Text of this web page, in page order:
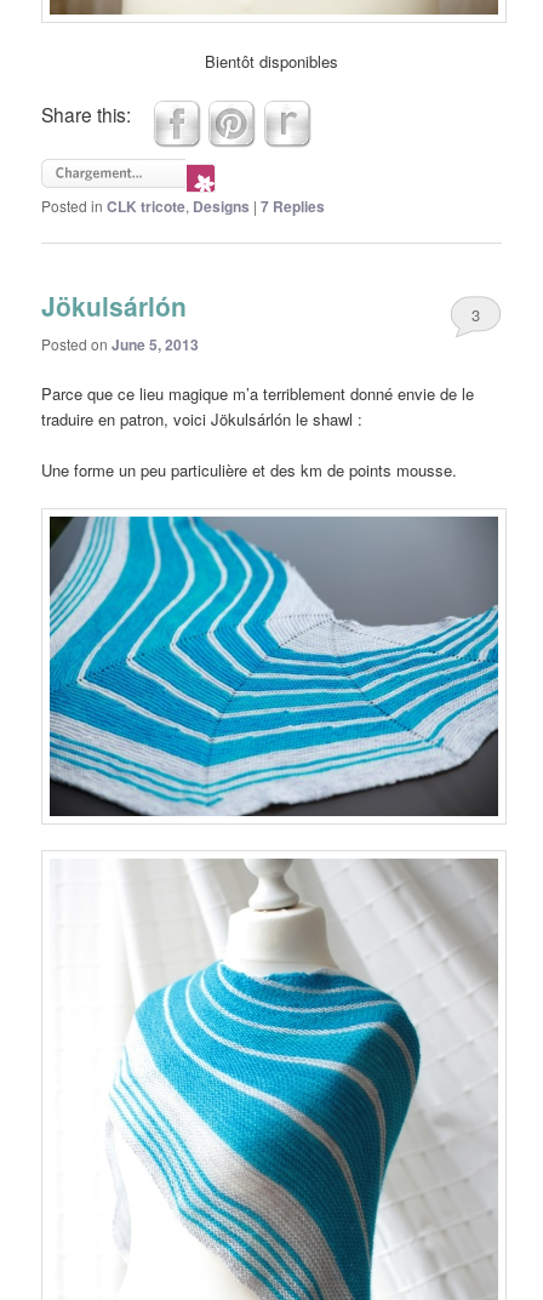
Bientôt disponibles
Share this:
Posted in CLK tricote, Designs |7 Replies
Jökulsárlón
Posted onJune 5, 2013
3
Parce que ce lieu magique m’a terriblement donné envie de le
traduire en patron, voici Jökulsárlón le shawl :
Une forme un peu particulière et des km de points mousse.